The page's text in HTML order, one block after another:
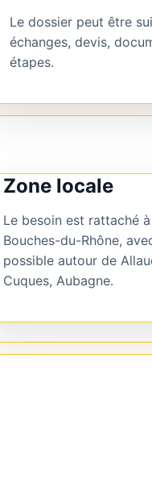
Le dossier peut être
échanges, devis,
étapes.
Zone locale
Le besoin est rattaché
Bouches-du-Rhône,
possible autour de
Cuques, Aubagne.